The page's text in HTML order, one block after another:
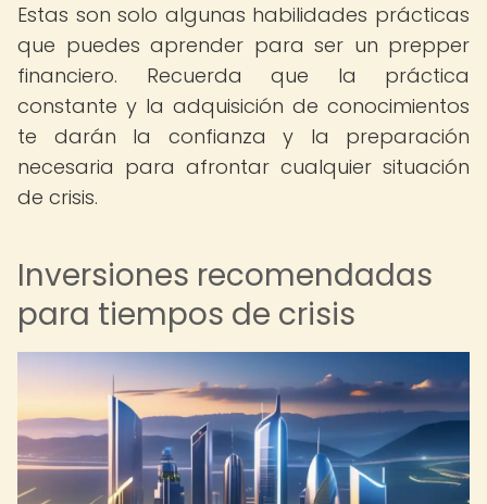
Estas son solo algunas habilidades prácticas
que puedes aprender para ser un prepper
financiero. Recuerda que la práctica
constante y la adquisición de conocimientos
te darán la confianza y la preparación
necesaria para afrontar cualquier situación
de crisis.
Inversiones recomendadas
para tiempos de crisis